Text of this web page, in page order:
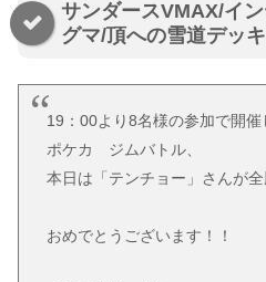
サンダースVMAX/イ
グマ/頂への雪道デッキ
19：00より8名様の参加で開催
ポケカ ジムバトル、
本日は「テンチョー」さんが全
おめでとうございます！！